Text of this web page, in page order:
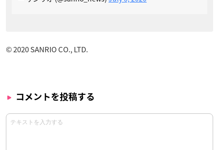
© 2020 SANRIO CO., LTD.
コメントを投稿する